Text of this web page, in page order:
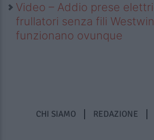
Video – Addio prese
frullatori senza fili
funzionano ovunque
CHI SIAMO REDAZIONE